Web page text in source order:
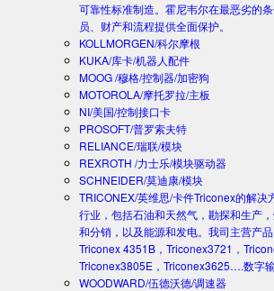
可靠性标准制造。霍尼韦尔在最恶劣的
员、财产和流程提供全面保护。
KOLLMORGEN/科尔摩根
KUKA/库卡/机器人配件
MOOG /穆格/控制器/加密狗
MOTOROLA/摩托罗拉/主板
NI/美国/控制接口卡
PROSOFT/普罗索夫特
RELIANCE/瑞联/模块
REXROTH /力士乐/模块驱动器
SCHNEIDER/莫迪康/模块
TRICONEX/英维思/卡件Triconex的解决
行业，包括石油和天然气，勘探和生产
和分销，以及能源和发电。我司主营产
Triconex 4351B，Triconex3721，
Triconex3805E，Triconex3625….数字
WOODWARD/伍德沃德/调速器